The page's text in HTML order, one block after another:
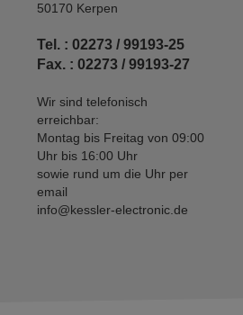
50170 Kerpen
Tel. : 02273 / 99193-25
Fax. : 02273 / 99193-27
Wir sind telefonisch
erreichbar:
Montag bis Freitag von 09:00
Uhr bis 16:00 Uhr
sowie rund um die Uhr per
email
info@kessler-electronic.de